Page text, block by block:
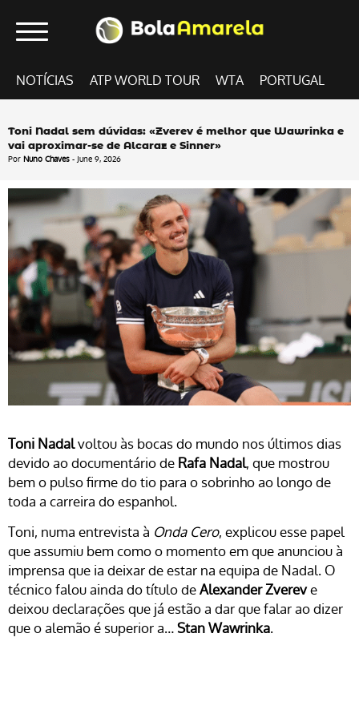
NOTÍCIAS ATP WORLD TOUR WTA PORTUGAL
Toni Nadal sem dúvidas: «Zverev é melhor que Wawrinka e
vai aproximar-se de Alcaraz e Sinner»
Por Nuno Chaves - June 9, 2026
Toni Nadalvoltou às bocas do mundo nos últimos dias
devido ao documentário de Rafa Nadal, que mostrou
bem o pulso firme do tio para o sobrinho ao longo de
toda a carreira do espanhol.
Toni, numa entrevista à Onda Cero, explicou esse papel
que assumiu bem como o momento em que anunciou à
imprensa que ia deixar de estar na equipa de Nadal. O
técnico falou ainda do título deAlexander Zvereve
deixou declarações que já estão a dar que falar ao dizer
que o alemão é superior a…Stan Wawrinka.